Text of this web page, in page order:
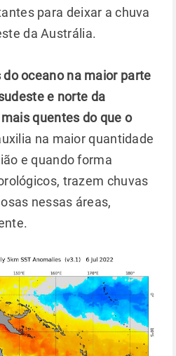
para deixar a chuva
da Austrália.
do oceano na maior parte
e norte da
quentes do que o
na maior quantidade
e quando forma
trazem chuvas
nessas áreas,